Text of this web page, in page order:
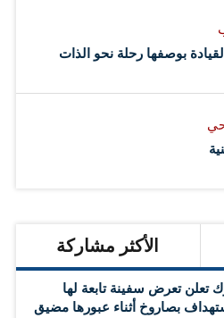
بوصفها رحلة نحو الذات
الأكثر مشاركة
تعلن تعرض سفينة تابعة لها
بصاروخ أثناء عبورها مضيق